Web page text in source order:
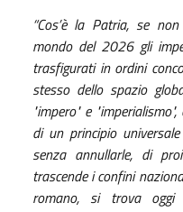
“Cos’è la Patria, se
mondo del 2026 gli
trasfigurati in ordini
stesso dello spazio
"impero" e
di un principio
senza annullarle, di
trascende i confini
romano, si trova oggi